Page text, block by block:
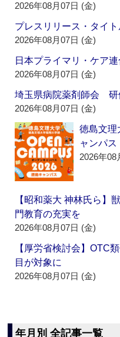
2026年08月07日 (金)
プレスリリース・タイ
2026年08月07日 (金)
日本プライマリ・ケ
2026年08月07日 (金)
埼玉県病院薬剤師会
2026年08月07日 (金)
徳島文
ャンパ
2026年08
【昭和薬大 神林氏ら】
門教育の充実を
2026年08月07日 (金)
【厚労省検討会】OTC
目が対象に
2026年08月07日 (金)
年月別 全記事一覧